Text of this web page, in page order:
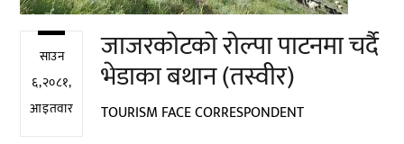
साउन
६,२०८१,
आइतवार
जाजरकोटको रोल्पा पाटनमा चर्दै
भेडाका बथान (तस्वीर)
TOURISM FACE CORRESPONDENT